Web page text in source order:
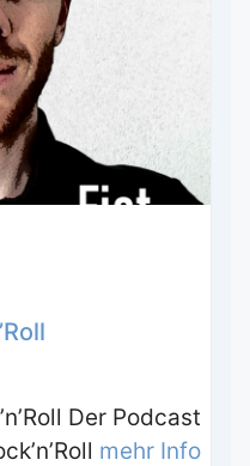
Der Podcast
mehr Info